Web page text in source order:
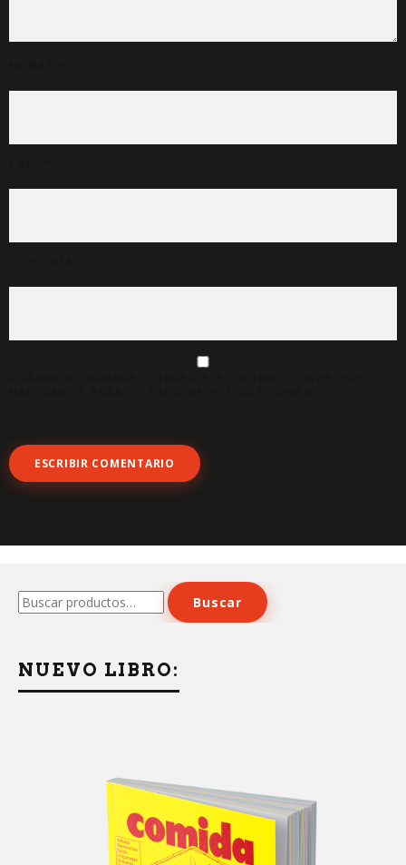
Buscar
por:
Buscar
NUEVO LIBRO: